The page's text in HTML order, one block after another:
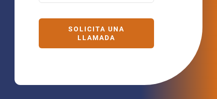
SOLICITA UNA
LLAMADA